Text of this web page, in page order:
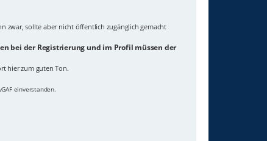
zwar, sollte aber nicht öffentlich zugänglich gemacht
bei der Registrierung und im Profil müssen der
hier zum guten Ton.
einverstanden.